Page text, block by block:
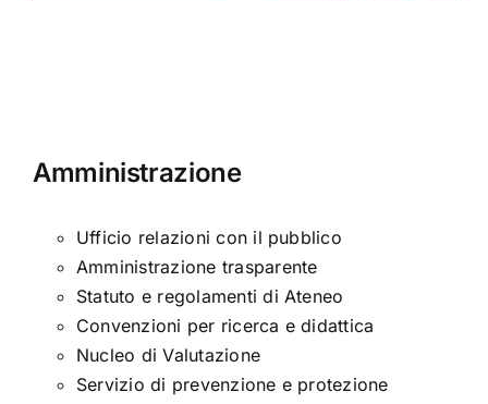
Amministrazione
Ufficio relazioni con il pubblico
Amministrazione trasparente
Statuto e regolamenti di Ateneo
Convenzioni per ricerca e didattica
Nucleo di Valutazione
Servizio di prevenzione e protezione